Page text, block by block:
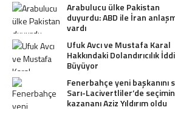
Arabulucu ülke Pakistan
duyurdu: ABD ile İran
vardı
Ufuk Avcı ve Mustafa Karal
Hakkındaki Dolandırıcılık
Büyüyor
Fenerbahçe yeni başkanını
Sarı-Lacivertliler’de seçimin
kazananı Aziz Yıldırım oldu